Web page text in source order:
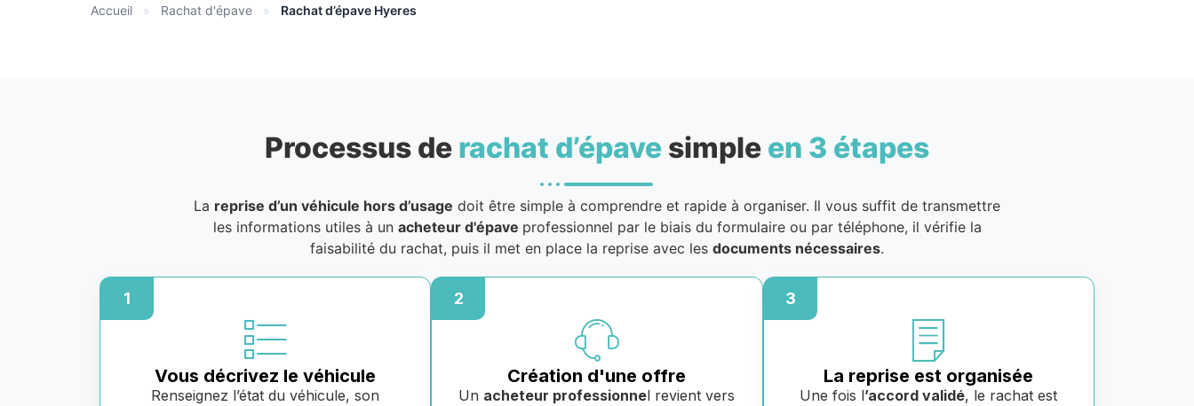
Accueil » Rachat d'épave » Rachat d’épave Hyeres
Processus de rachat d’épave simple en 3 étapes
La reprise d’un véhicule hors d’usage doit être simple à comprendre et rapide à organiser. Il vous suffit de transmettre
les informations utiles à un acheteur d'épave professionnel par le biais du formulaire ou par téléphone, il vérifie la
faisabilité du rachat, puis il met en place la reprise avec les documents nécessaires.
1
Vous décrivez le véhicule
Renseignez l’état du véhicule, son
2
Création d'une offre
Un acheteur professionnel revient vers
3
La reprise est organisée
Une fois l’accord validé, le rachat est